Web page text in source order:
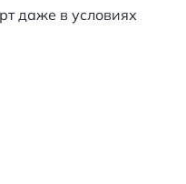
даже в условиях